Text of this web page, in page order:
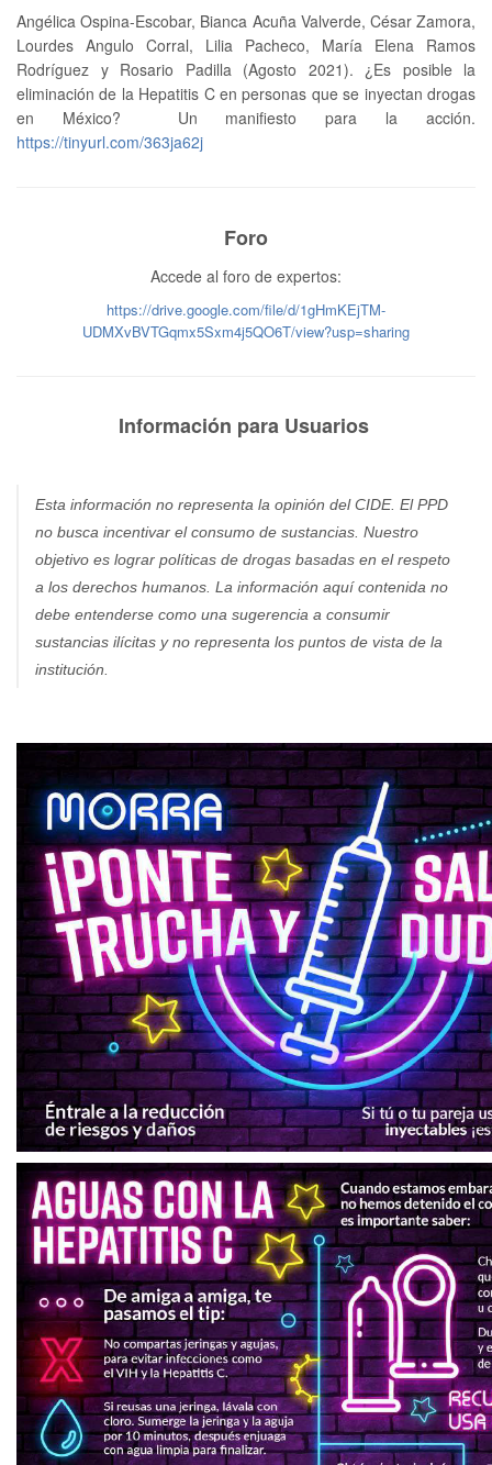
Angélica Ospina-Escobar, Bianca Acuña Valverde, César Zamora,
Lourdes Angulo Corral, Lilia Pacheco, María Elena Ramos
Rodríguez y Rosario Padilla (Agosto 2021). ¿Es posible la
eliminación de la Hepatitis C en personas que se inyectan drogas
en México? Un manifiesto para la acción.
https://tinyurl.com/363ja62j
Foro
Accede al foro de expertos:
https://drive.google.com/file/d/1gHmKEjTM-
UDMXvBVTGqmx5Sxm4j5QO6T/view?usp=sharing
Información para Usuarios
Esta información no representa la opinión del CIDE. El PPD
no busca incentivar el consumo de sustancias. Nuestro
objetivo es lograr políticas de drogas basadas en el respeto
a los derechos humanos. La información aquí contenida no
debe entenderse como una sugerencia a consumir
sustancias ilícitas y no representa los puntos de vista de la
institución.